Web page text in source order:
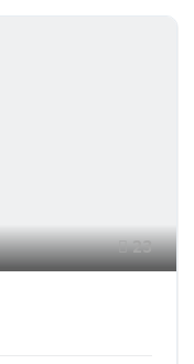
23